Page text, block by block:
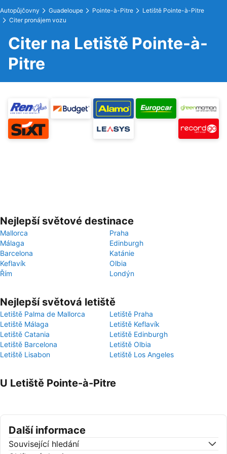
Autopůjčovny Guadeloupe Pointe-à-Pitre
Letiště Pointe-à-Pitre
Citer pronájem vozu
Citer na Letiště Pointe-à-
Pitre
Nejlepší světové destinace
Mallorca
Praha
Málaga
Edinburgh
Barcelona
Katánie
Keflavík
Olbia
Řím
Londýn
Nejlepší světová letiště
Letiště Palma de Mallorca
Letiště Praha
Letiště Málaga
Letiště Keflavík
Letiště Catania
Letiště Edinburgh
Letiště Barcelona
Letiště Olbia
Letiště Lisabon
Letiště Los Angeles
U Letiště Pointe-à-Pitre
Další informace
Související hledání